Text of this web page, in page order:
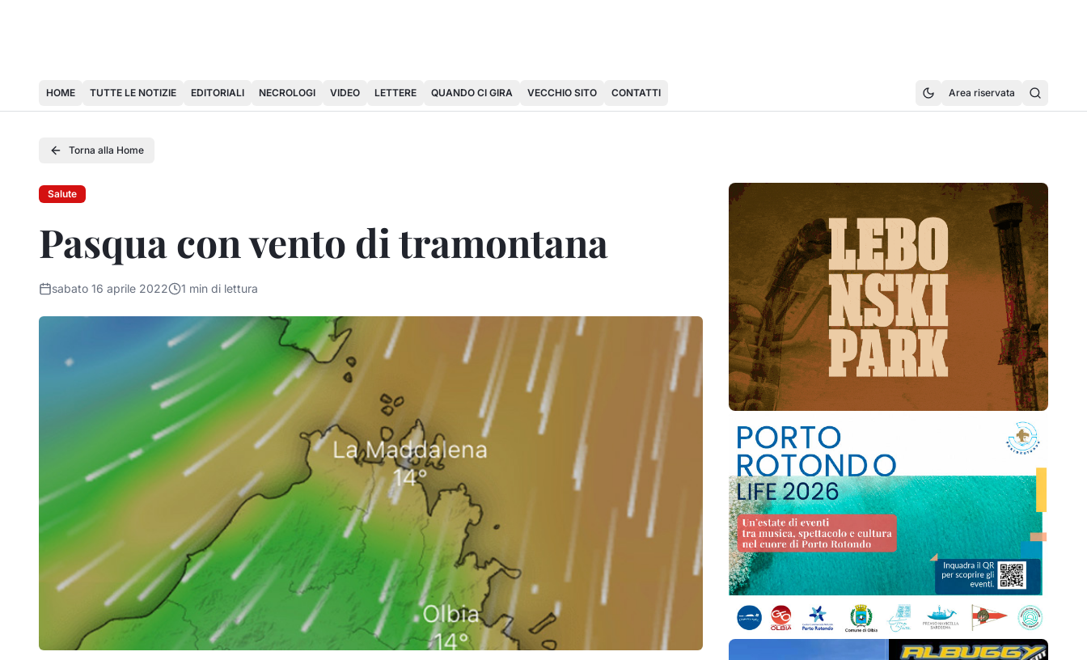
HOME TUTTE LE NOTIZIE EDITORIALI NECROLOGI VIDEO LETTERE QUANDO CI GIRA VECCHIO SITO CONTATTI Area riservata
Torna alla Home
Salute
Pasqua con vento di tramontana
sabato 16 aprile 2022 1 min di lettura